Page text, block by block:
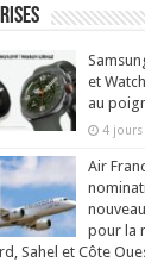
et
au
4 jours
Air
pour la
Sahel et Côte